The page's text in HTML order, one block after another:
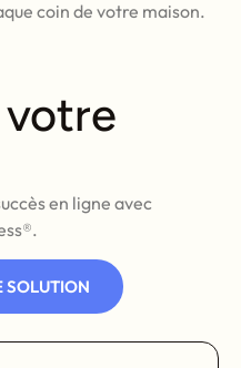
coin de votre maison.
votre
en ligne avec
SOLUTION